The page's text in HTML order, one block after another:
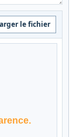
le fichier